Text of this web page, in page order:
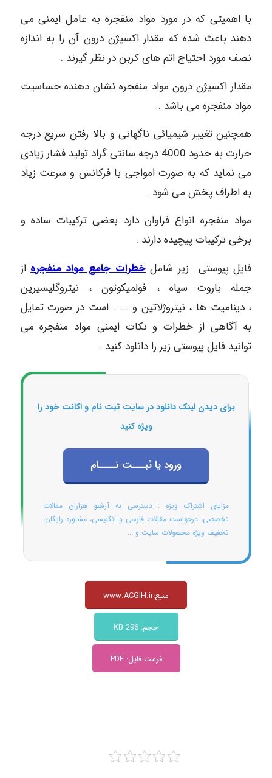
با اهمیتی که در مورد مواد منفجره به عامل ایمنی می
دهند باعث شده که مقدار اکسیژن درون آن را به اندازه
نصف مورد احتیاج اتم های کربن در نظر گیرند .
مقدار اکسیژن درون مواد منفجره نشان دهنده حساسیت
مواد منفجره می باشد .
همچنین تغییر شیمیائی ناگهانی و بالا رفتن سریع درجه
حرارت به حدود 4000 درجه سانتی گراد تولید فشار زیادی
می نماید که به صورت امواجی با فرکانس و سرعت زیاد
به اطراف پخش می شود .
مواد منفجره انواع فراوان دارد بعضی ترکیبات ساده و
برخی ترکیبات پیچیده دارند .
فایل پیوستی زیر شاملخطرات جامع مواد منفجرهاز
جمله باروت سیاه ، فولمیکوتون ، نیتروگلیسیرین
، دینامیت ها ، نیتروژلاتین و ……. است در صورت تمایل
به آگاهی از خطرات و نکات ایمنی مواد منفجره می
توانید فایل پیوستی زیر را دانلود کنید .
برای دیدن لینک دانلود در سایت ثبت نام و اکانت خود را
ویژه کنید
ورود یا ثبـــت نــــام
مزایای اشتراک ویژه : دسترسی به آرشیو هزاران مقالات
تخصصی، درخواست مقالات فارسی و انگلیسی، مشاوره رایگان،
تخفیف ویژه محصولات سایت و ...
منبع:www.ACGIH.ir
حجم: 296 KB
فرمت فایل: PDF